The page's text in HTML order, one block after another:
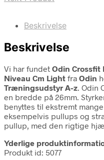
Beskrivelse
Beskrivelse
Vi har fundet Odin
Niveau Cm Light fra Odin
Træningsudstyr A-z. Odin
en bredde på 26mm.
benyttes til ekstremt
eksempelvis pullups og
pullup, med den rigtige
Yderlige
Produkt id: 5077